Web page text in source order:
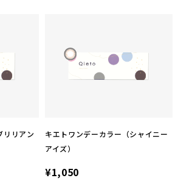
リリアン
キエトワンデーカラー（シャイニー
アイズ）
¥1,050